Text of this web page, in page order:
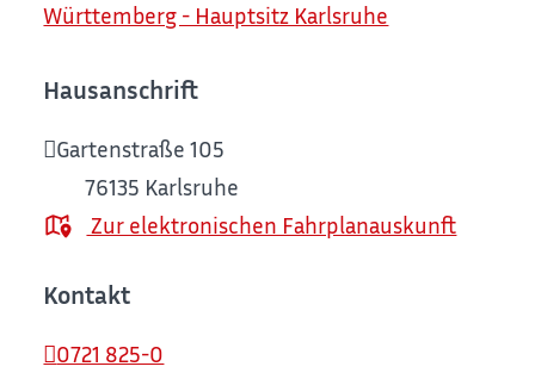
Württemberg - Hauptsitz Karlsruhe
Hausanschrift
Gartenstraße 105
76135 Karlsruhe
Zur elektronischen Fahrplanauskunft
Kontakt
0721 825-0